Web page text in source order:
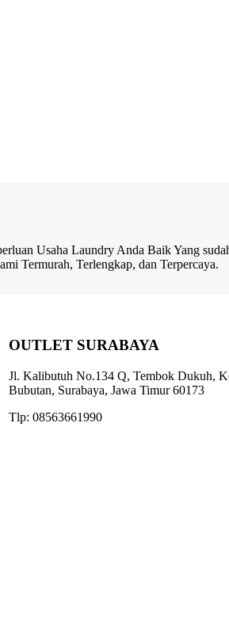
Usaha Laundry Anda Baik Yang
Termurah, Terlengkap, dan Terpercaya.
OUTLET SURABAYA
Jl. Kalibutuh No.134 Q, Tembok Dukuh,
Bubutan, Surabaya, Jawa Timur 60173
Tlp: 08563661990